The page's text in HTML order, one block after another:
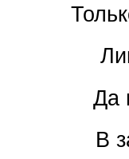
Да
В